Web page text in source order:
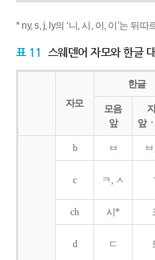
* ny, s, j, ly의 ‘니, 시, 이, 이’는 뒤
표 11 스웨덴어 자모와 한글
자모
한글
모음
앞
앞
b ㅂ
c ㅋ, ㅅ
ch 시*
d ㄷ